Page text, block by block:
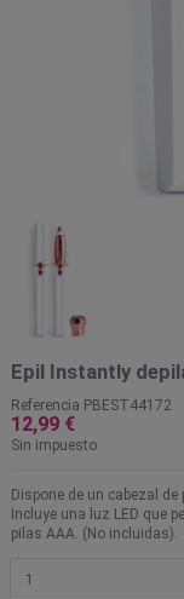
Epil Instantly
Referencia PBEST44172
12,99 €
Sin impuesto
Dispone de un cabezal
Incluye una luz LED que
pilas AAA. (No incluidas).